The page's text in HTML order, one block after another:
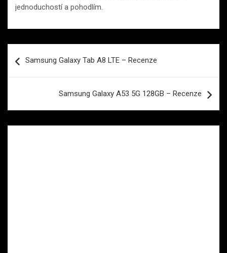
jednoduchostí a pohodlím.
proSamsung Galaxy Tab A8 LTE – Recenze
Samsung Galaxy A53 5G 128GB – Recenze